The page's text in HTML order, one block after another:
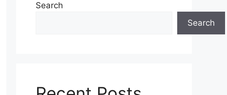
Search
Search